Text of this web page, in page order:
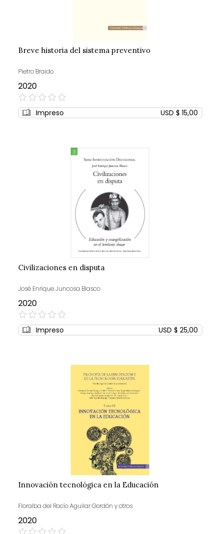
Breve historia del sistema preventivo
Pietro Braido
2020
0%
Impreso USD $ 15,00
Civilizaciones en disputa
José Enrique Juncosa Blasco
2020
0%
Impreso USD $ 25,00
Innovación tecnológica en la Educación
Floralba del Rocío Aguilar Gordón y otros
2020